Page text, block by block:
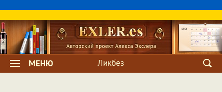
МЕНЮ Ликбез